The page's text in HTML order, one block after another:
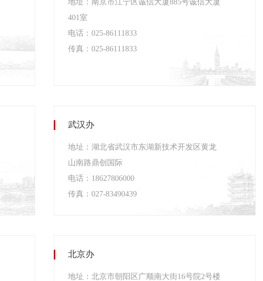
地址：南京市江宁区诚信大厦885号诚信大厦
401室
电话： 025-86111833
传真： 025-86111833
武汉办
地址：湖北省武汉市东湖新技术开发区黄龙
山南路鼎创国际
电话：18627806000
传真：027-83490439
北京办
地址：北京市朝阳区广顺南大街16号院2号楼